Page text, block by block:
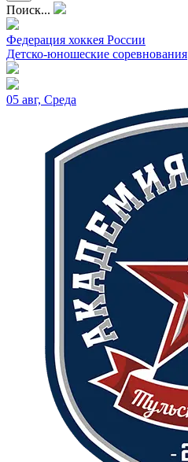
Поиск...
Федерация хоккея России
Детско-юношеские соревнования
05 авг, Среда